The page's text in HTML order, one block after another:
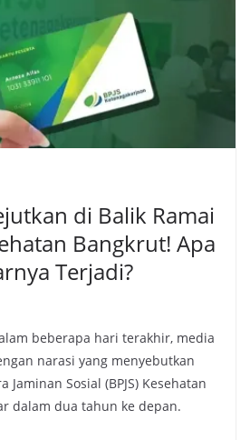
di Balik Ramai
Bangkrut! Apa
Terjadi?
beberapa hari terakhir, media
narasi yang menyebutkan
Jaminan Sosial (BPJS) Kesehatan
dalam dua tahun ke depan.